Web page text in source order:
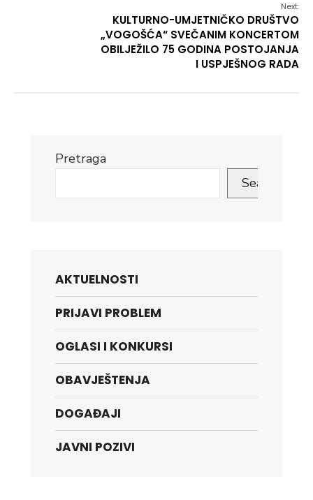
Next:
KULTURNO-UMJETNIČKO DRUŠTVO
„VOGOŠĆA“ SVEČANIM KONCERTOM
OBILJEŽILO 75 GODINA POSTOJANJA
I USPJEŠNOG RADA
Pretraga
Search
AKTUELNOSTI
PRIJAVI PROBLEM
OGLASI I KONKURSI
OBAVJEŠTENJA
DOGAĐAJI
JAVNI POZIVI